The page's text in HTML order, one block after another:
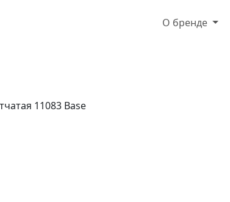
О бренде
11083 Base